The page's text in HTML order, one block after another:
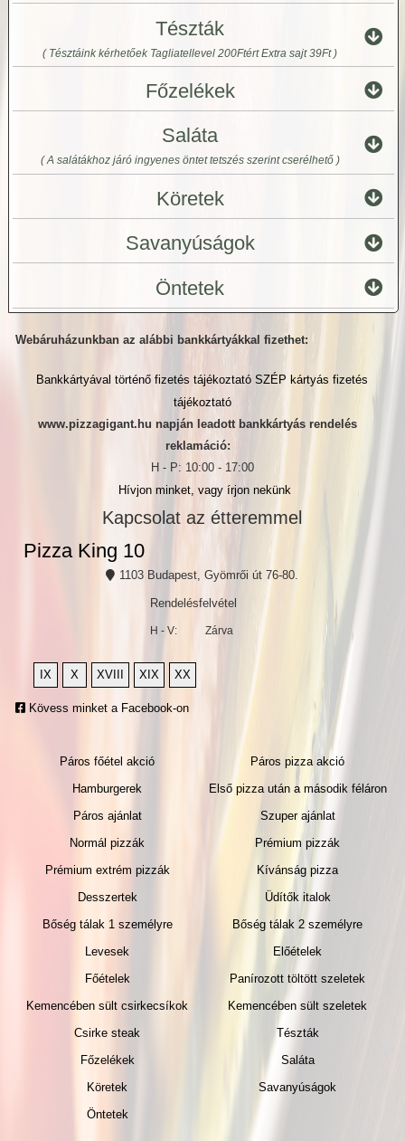
Tészták
( Tésztáink kérhetőek Tagliatellevel 200Ftért Extra sajt 39Ft )
Főzelékek
Saláta
( A salátákhoz járó ingyenes öntet tetszés szerint cserélhető )
Köretek
Savanyúságok
Öntetek
Webáruházunkban az alábbi bankkártyákkal fizethet:
Bankkártyával történő fizetés tájékoztató SZÉP kártyás fizetés
tájékoztató
www.pizzagigant.hu napján leadott bankkártyás rendelés
reklamáció:
H - P: 10:00 - 17:00
Hívjon minket, vagy írjon nekünk
Kapcsolat az étteremmel
Pizza King 10
1103 Budapest, Gyömrői út 76-80.
Rendelésfelvétel
H - V: Zárva
IX X XVIII XIX XX
Kövess minket a Facebook-on
Páros főétel akció
Páros pizza akció
Hamburgerek
Első pizza után a második féláron
Páros ajánlat
Szuper ajánlat
Normál pizzák
Prémium pizzák
Prémium extrém pizzák
Kívánság pizza
Desszertek
Üdítők italok
Bőség tálak 1 személyre
Bőség tálak 2 személyre
Levesek
Előételek
Főételek
Panírozott töltött szeletek
Kemencében sült csirkecsíkok
Kemencében sült szeletek
Csirke steak
Tészták
Főzelékek
Saláta
Köretek
Savanyúságok
Öntetek